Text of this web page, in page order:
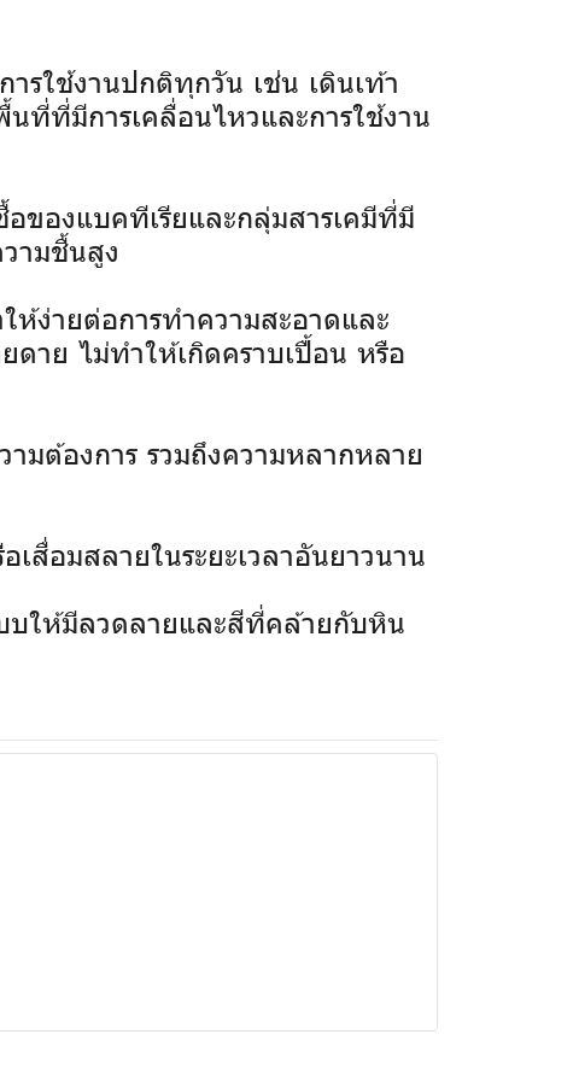
รใช้งานปกติทุกวัน เช่น เดินเท้า
ที่ที่มีการเคลื่อนไหวและการใช้งาน
ของแบคทีเรียและกลุ่มสารเคมีที่มี
ามชื้นสูง
ห้ง่ายต่อการทำความสะอาดและ
ดาย ไม่ทำให้เกิดคราบเปื้อน หรือ
มต้องการ รวมถึงความหลากหลาย
สื่อมสลายในระยะเวลาอันยาวนาน
บให้มีลวดลายและสีที่คล้ายกับหิน